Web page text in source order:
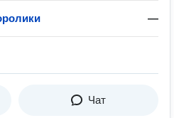
—
Чат